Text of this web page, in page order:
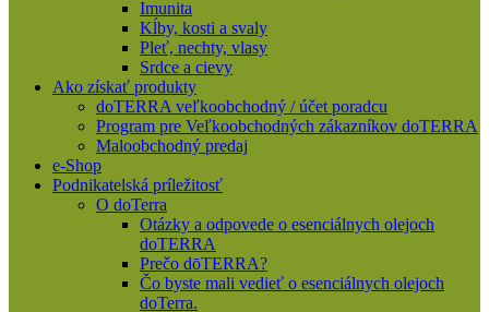
Imunita
Kĺby, kosti a svaly
Pleť, nechty, vlasy
Srdce a cievy
Ako získať produkty
doTERRA veľkoobchodný / účet poradcu
Program pre Veľkoobchodných zákazníkov doTERRA
Maloobchodný predaj
e-Shop
Podnikatelská príležitosť
O doTerra
Otázky a odpovede o esenciálnych olejoch
doTERRA
Prečo dōTERRA?
Čo byste mali vedieť o esenciálnych olejoch
doTerra.